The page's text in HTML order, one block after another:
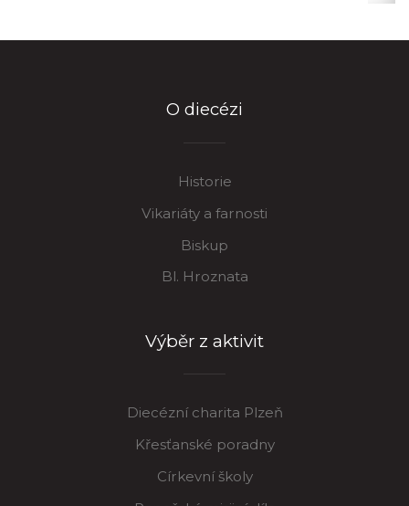
O diecézi
Historie
Vikariáty a farnosti
Biskup
Bl. Hroznata
Výběr z aktivit
Diecézní charita Plzeň
Křesťanské poradny
Církevní školy